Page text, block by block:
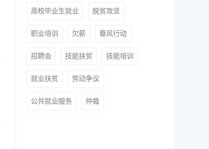
高校毕业生就业 脱贫攻坚
职业培训 欠薪 春风行动
招聘会 技能扶贫 技能培训
就业扶贫 劳动争议
公共就业服务 仲裁